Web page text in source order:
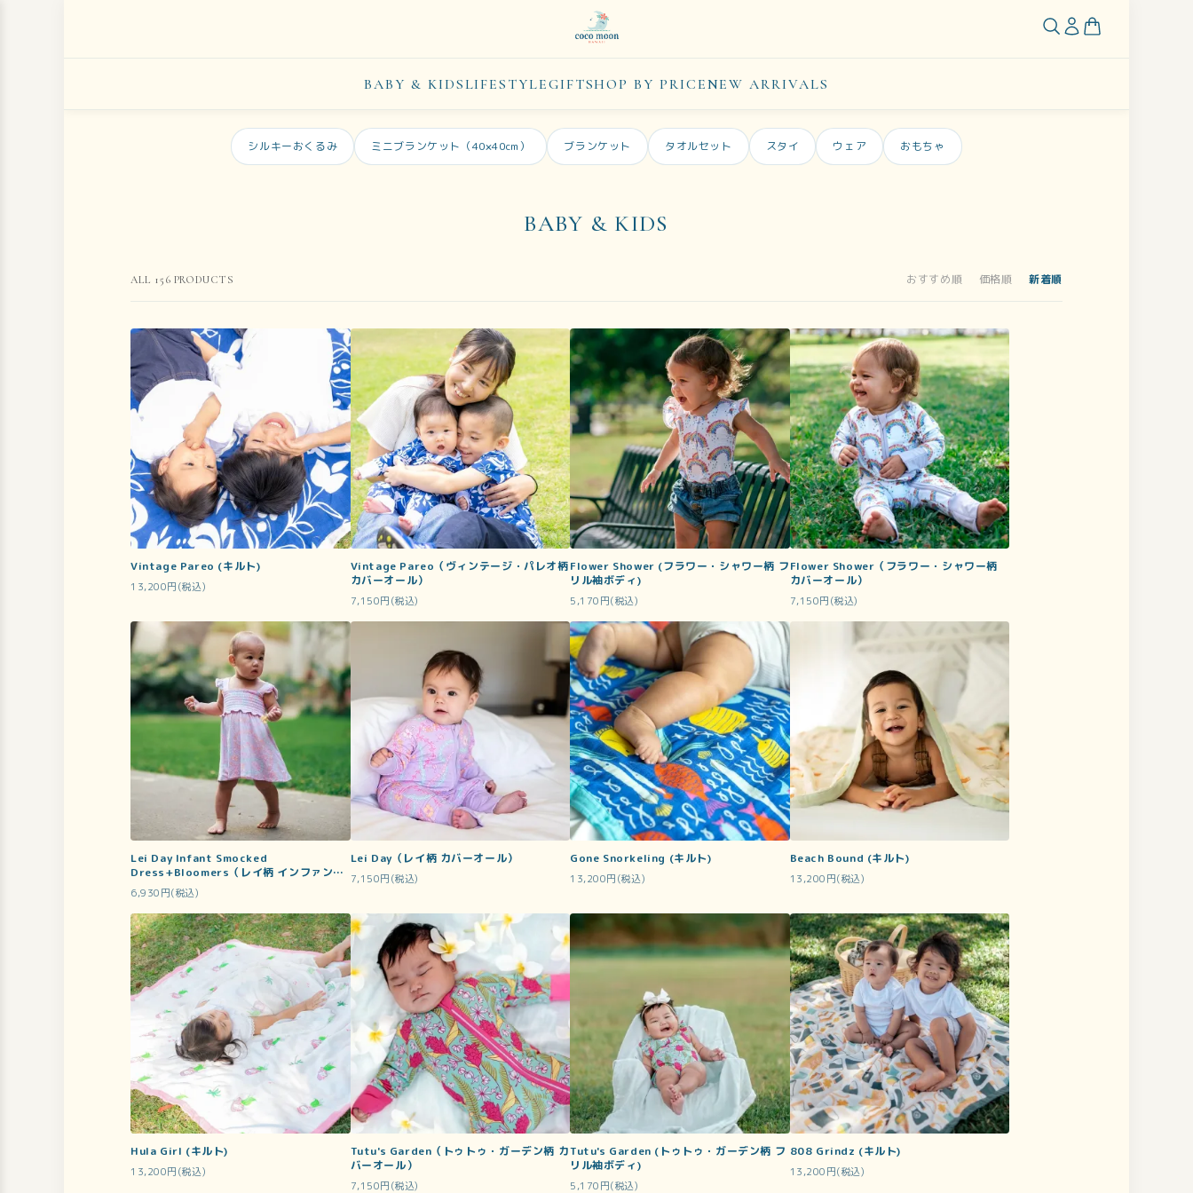
BABY & KIDSLIFESTYLEGIFTSHOP BY PRICENEW ARRIVALS
シルキーおくるみ ミニブランケット（40×40cm） ブランケット タオルセット スタイ ウェア おもちゃ
BABY & KIDS
ALL 156 PRODUCTS おすすめ順 価格順 新着順
Vintage Pareo (キルト)
13,200円(税込)
Vintage Pareo（ヴィンテージ・パレオ柄
カバーオール）
7,150円(税込)
Flower Shower (フラワー・シャワー柄 フ
リル袖ボディ)
5,170円(税込)
Flower Shower（フラワー・シャワー柄
カバーオール）
7,150円(税込)
Lei Day Infant Smocked
Dress+Bloomers（レイ柄 インファント
ドレス＋ブルマー）
6,930円(税込)
Lei Day（レイ柄 カバーオール）
7,150円(税込)
Gone Snorkeling (キルト)
13,200円(税込)
Beach Bound (キルト)
13,200円(税込)
Hula Girl (キルト)
13,200円(税込)
Tutu's Garden（トゥトゥ・ガーデン柄 カ
バーオール）
7,150円(税込)
Tutu's Garden (トゥトゥ・ガーデン柄 フ
リル袖ボディ)
5,170円(税込)
808 Grindz (キルト)
13,200円(税込)